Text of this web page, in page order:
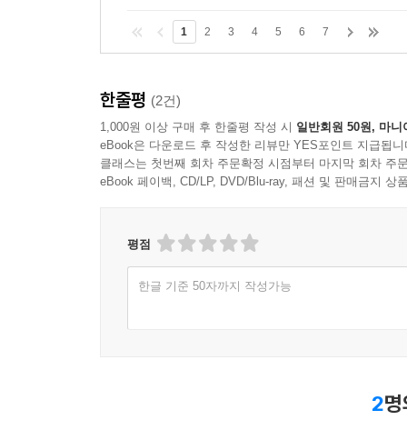
1 2 3 4 5 6 7
한줄평 (2건)
1,000원 이상 구매 후 한줄평 작성 시 일반회원 50원, 마니
eBook은 다운로드 후 작성한 리뷰만 YES포인트 지급됩니
클래스는 첫번째 회차 주문확정 시점부터 마지막 회차 주
eBook 페이백, CD/LP, DVD/Blu-ray, 패션 및 판매금지 상
평점
한글 기준 50자까지 작성가능
2